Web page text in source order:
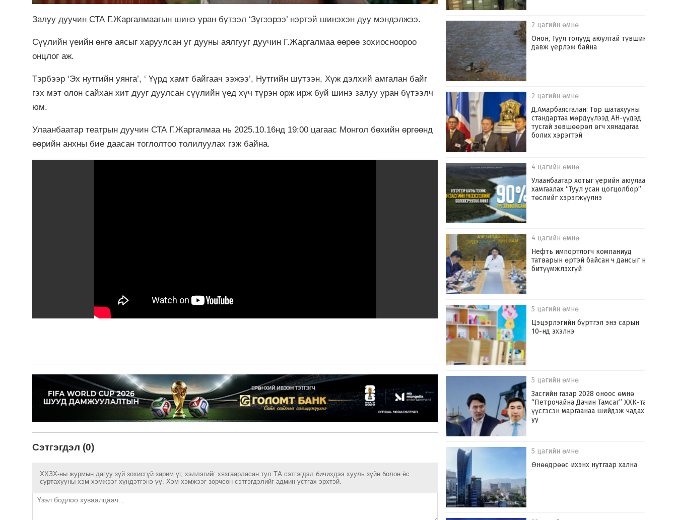
Залуу дуучин СТА Г.Жаргалмаагын шинэ уран бүтээл ‘Зүгээрээ’ нэртэй шинэхэн дуу мэндэлжээ.
Сүүлийн үеийн өнгө аясыг харуулсан уг дууны аялгууг дуучин Г.Жаргалмаа өөрөө зохиосноороо
онцлог аж.
Тэрбээр ‘Эх нутгийн уянга’, ‘ Үүрд хамт байгаач ээжээ’, Нутгийн шүтээн, Хүж дэлхий амгалан байг
гэх мэт олон сайхан хит дууг дуулсан сүүлийн үед хүч түрэн орж ирж буй шинэ залуу уран бүтээлч
юм.
Улаанбаатар театрын дуучин СТА Г.Жаргалмаа нь 2025.10.16нд 19:00 цагаас Монгол бөхийн өргөөнд
өөрийн анхны бие даасан тоглолтоо толилуулах гэж байна.
Сэтгэгдэл (0)
ХХЗХ-ны журмын дагуу зүй зохисгүй зарим үг, хэллэгийг хязгаарласан тул ТА сэтгэгдэл бичихдээ хууль зүйн болон ёс
суртахууны хэм хэмжээг хүндэтгэнэ үү. Хэм хэмжээг зөрчсөн сэтгэгдэлийг админ устгах эрхтэй.
2 цагийн өмнө
Онон, Туул голууд аюултай түвшинг
давж үерлэж байна
2 цагийн өмнө
Д.Амарбаясгалан: Төр шатахууны
стандартаа мөрдүүлээд АН-үүдэд
тусгай зөвшөөрөл өгч хянадагаа
болих хэрэгтэй
4 цагийн өмнө
Улаанбаатар хотыг үерийн аюулаас
хамгаалах “Туул усан цогцолбор”
төслийг хэрэгжүүлнэ
4 цагийн өмнө
Нефть импортлогч компаниуд
татварын өртэй байсан ч дансыг нь
битүүмжлэхгүй
5 цагийн өмнө
Цэцэрлэгийн бүртгэл энэ сарын
10-нд эхэлнэ
5 цагийн өмнө
Засгийн газар 2028 оноос өмнө
“Петрочайна Дачин Тамсаг” ХХК-тай
үүсгэсэн маргаанаа шийдэж чадах
уу
5 цагийн өмнө
Өнөөдрөөс ихэнх нутгаар хална